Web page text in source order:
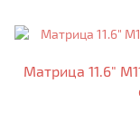
Матрица 11.6"